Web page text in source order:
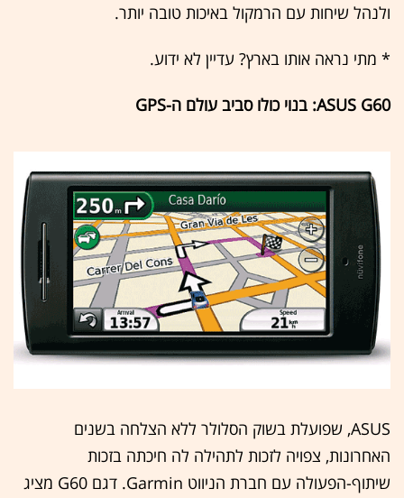
ולנהל שיחות עם הרמקול באיכות טובה יותר.
* מתי נראה אותו בארץ? עדיין לא ידוע.
ASUS G60: בנוי כולו סביב עולם ה-GPS
ASUS, שפועלת בשוק הסלולר ללא הצלחה בשנים
האחרונות, צפויה לזכות לתהילה לה חיכתה בזכות
שיתוף-הפעולה עם חברת הניווט Garmin. דגם G60 מציג